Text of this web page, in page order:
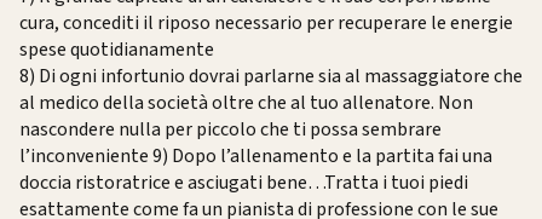
cura, concediti il riposo necessario per recuperare le energie
spese quotidianamente
8) Di ogni infortunio dovrai parlarne sia al massaggiatore che
al medico della società oltre che al tuo allenatore. Non
nascondere nulla per piccolo che ti possa sembrare
l’inconveniente 9) Dopo l’allenamento e la partita fai una
doccia ristoratrice e asciugati bene…Tratta i tuoi piedi
esattamente come fa un pianista di professione con le sue